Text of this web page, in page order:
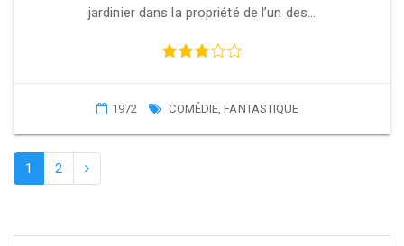
jardinier dans la propriété de l’un des…
1972 COMÉDIE,FANTASTIQUE
1 2